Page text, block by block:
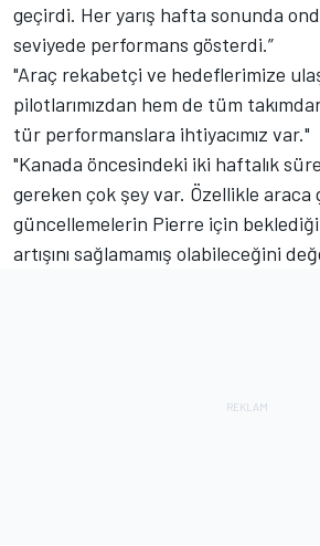
geçirdi. Her yarış hafta sonunda
seviyede performans gösterdi.”
"Araç rekabetçi ve hedeflerimize
pilotlarımızdan hem de tüm
tür performanslara ihtiyacımız var."
"Kanada öncesindeki iki haftalık
gereken çok şey var. Özellikle araca
güncellemelerin Pierre için
artışını sağlamamış olabileceğini